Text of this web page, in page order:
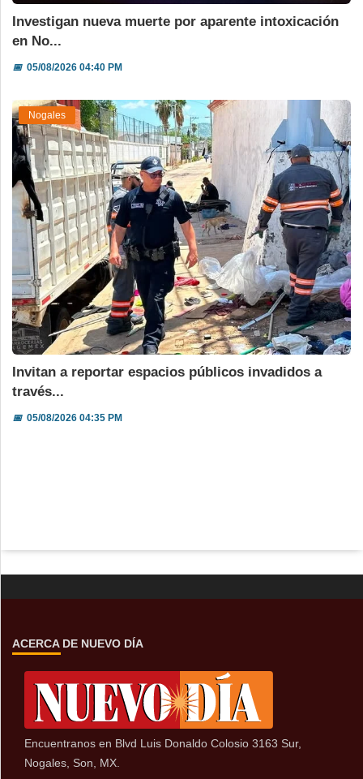
Investigan nueva muerte por aparente intoxicación
en No...
📅05/08/2026 04:40 PM
Nogales
Invitan a reportar espacios públicos invadidos a
través...
📅05/08/2026 04:35 PM
ACERCA DE NUEVO DÍA
Encuentranos en Blvd Luis Donaldo Colosio 3163 Sur,
Nogales, Son, MX.